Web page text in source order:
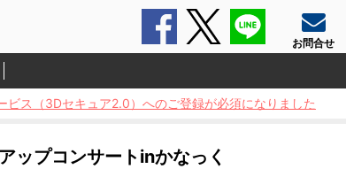
FacebookTwitter
お問合せ
ビス（3Dセキュア2.0）へのご登録が必須になりました
ップコンサートinかなっく